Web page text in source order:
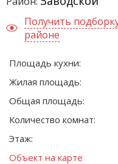
Получить
районе
Площадь кухни:
Жилая площадь:
Общая площадь:
Количество комнат:
Этаж:
Объект на карте